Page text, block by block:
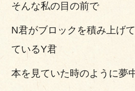
そんな私の目の前で
N君がブロックを積み上げ
ているY君
本を見ていた時のように夢